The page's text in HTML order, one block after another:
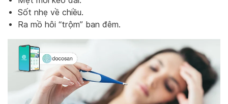
Sốt nhẹ về chiều.
Ra mồ hôi “trộm” ban đêm.